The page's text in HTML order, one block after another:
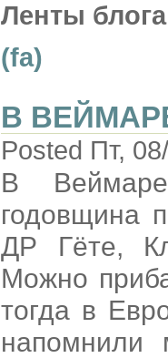
Ленты
(fa)
В
Posted Пт,
В
годовщина
ДР Гёте,
Можно
тогда в
напомнили